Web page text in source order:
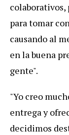
colaborativos,
para tomar
causando al
en la buena
gente".
"Yo creo
entrega y
decidimos